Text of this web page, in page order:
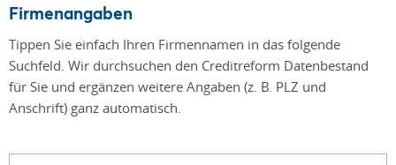
Firmenangaben
Tippen Sie einfach Ihren Firmennamen in das folgende
Suchfeld. Wir durchsuchen den Creditreform Datenbestand
für Sie und ergänzen weitere Angaben (z. B. PLZ und
Anschrift) ganz automatisch.